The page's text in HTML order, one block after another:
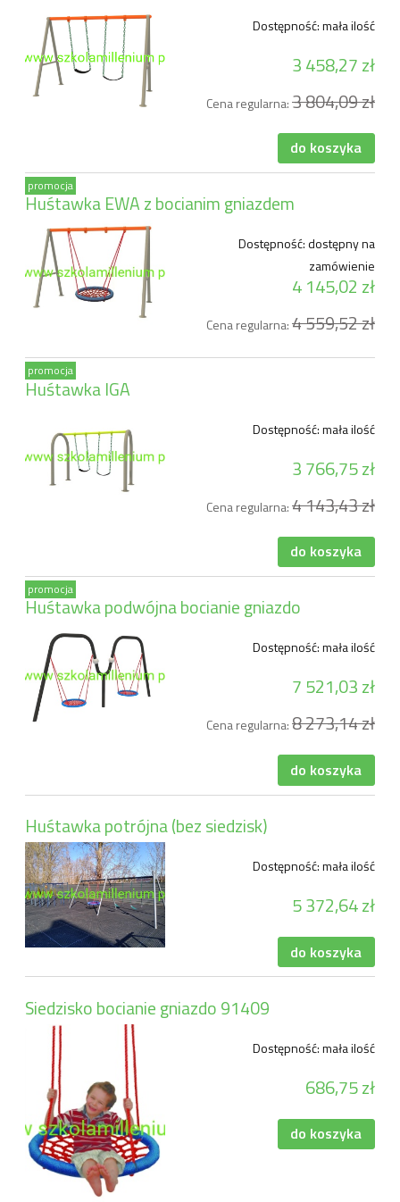
Dostępność:mała ilość
3 458,27 zł
Cena regularna:3 804,09 zł
do koszyka
Huśtawka EWA z bocianim gniazdem
Dostępność:dostępny na
zamówienie
4 145,02 zł
Cena regularna:4 559,52 zł
promocja
Huśtawka IGA
Dostępność:mała ilość
3 766,75 zł
Cena regularna:4 143,43 zł
do koszyka
promocja
Huśtawka podwójna bocianie gniazdo
Dostępność:mała ilość
7 521,03 zł
Cena regularna:8 273,14 zł
do koszyka
promocja
Huśtawka potrójna (bez siedzisk)
Dostępność:mała ilość
5 372,64 zł
do koszyka
Siedzisko bocianie gniazdo 91409
Dostępność:mała ilość
686,75 zł
do koszyka